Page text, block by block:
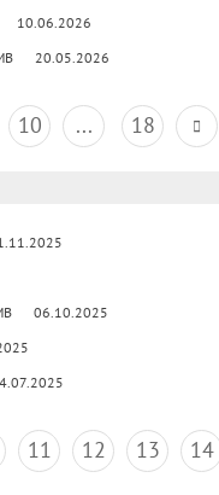
10.06.2026
20.05.2026
10 ... 18
06.10.2025
11 12 13 14